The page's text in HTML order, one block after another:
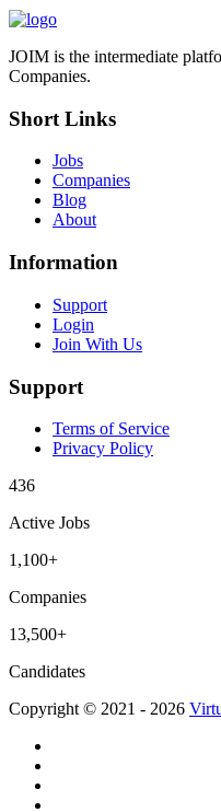
JOIM is the intermediate
Companies.
Short Links
Jobs
Companies
Blog
About
Information
Support
Login
Join With Us
Support
Terms of Service
Privacy Policy
436
Active Jobs
1,100+
Companies
13,500+
Candidates
Copyright © 2021 - 2026